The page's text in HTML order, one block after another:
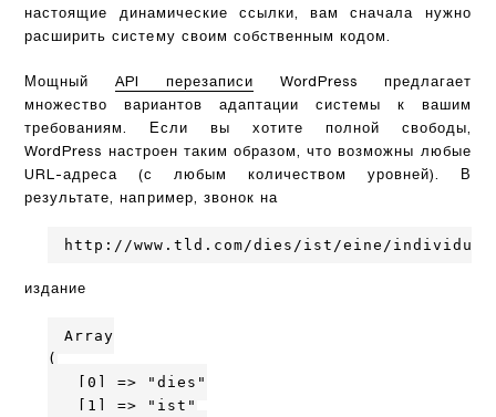
настоящие динамические ссылки, вам сначала нужно
расширить систему своим собственным кодом.
МощныйAPI перезаписи WordPress предлагает
множество вариантов адаптации системы к вашим
требованиям. Если вы хотите полной свободы,
WordPress настроен таким образом, что возможны любые
URL-адреса (с любым количеством уровней). В
результате, например, звонок на
http://www.tld.com/dies/ist/eine/
издание
Array
(
   [0] => "dies"
   [1] => "ist"